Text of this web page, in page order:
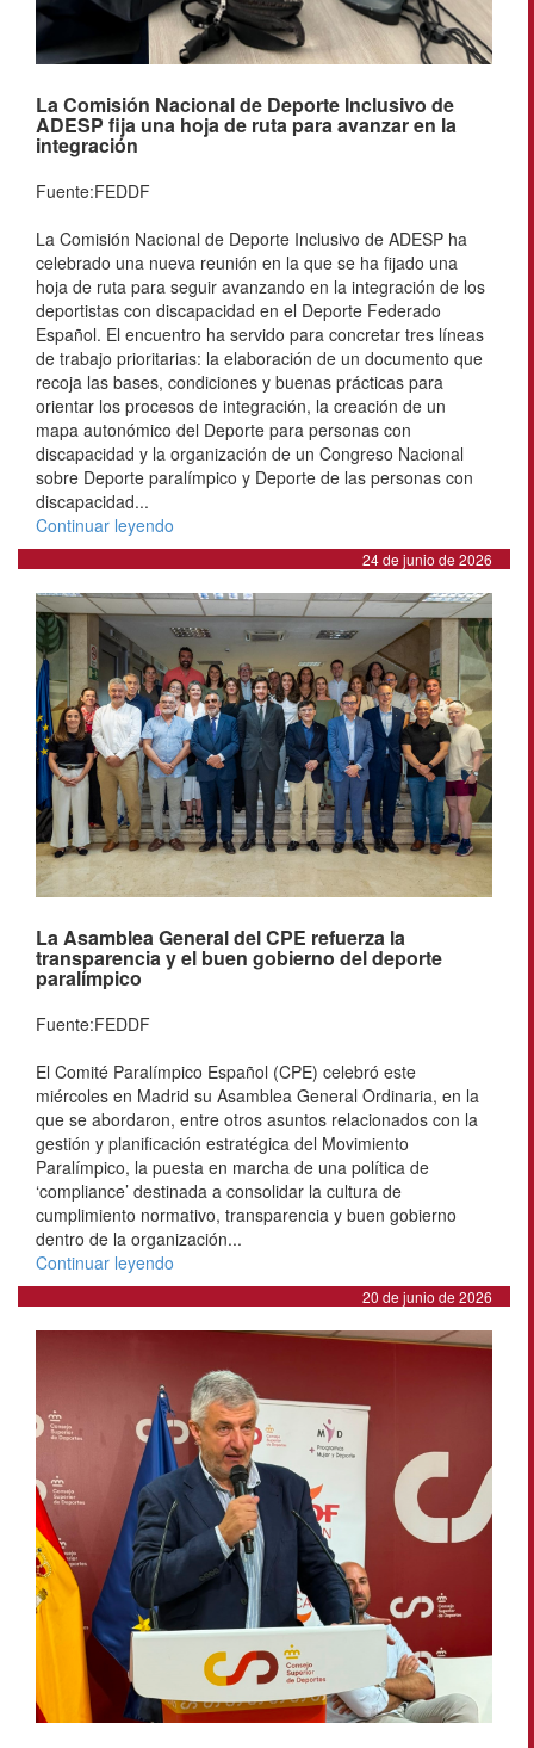
La Comisión Nacional de Deporte Inclusivo de
ADESP fija una hoja de ruta para avanzar en la
integración
Fuente:FEDDF
La Comisión Nacional de Deporte Inclusivo de ADESP ha
celebrado una nueva reunión en la que se ha fijado una
hoja de ruta para seguir avanzando en la integración de los
deportistas con discapacidad en el Deporte Federado
Español. El encuentro ha servido para concretar tres líneas
de trabajo prioritarias: la elaboración de un documento que
recoja las bases, condiciones y buenas prácticas para
orientar los procesos de integración, la creación de un
mapa autonómico del Deporte para personas con
discapacidad y la organización de un Congreso Nacional
sobre Deporte paralímpico y Deporte de las personas con
discapacidad...
Continuar leyendo
24 de junio de 2026
La Asamblea General del CPE refuerza la
transparencia y el buen gobierno del deporte
paralímpico
Fuente:FEDDF
El Comité Paralímpico Español (CPE) celebró este
miércoles en Madrid su Asamblea General Ordinaria, en la
que se abordaron, entre otros asuntos relacionados con la
gestión y planificación estratégica del Movimiento
Paralímpico, la puesta en marcha de una política de
‘compliance’ destinada a consolidar la cultura de
cumplimiento normativo, transparencia y buen gobierno
dentro de la organización...
Continuar leyendo
20 de junio de 2026